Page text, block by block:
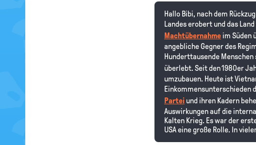
Hallo Bibi, nach dem
Landes erobert und das
Machtübernahme im Süden
angebliche Gegner des
Hunderttausende Menschen
überlebt. Seit den 1980er
umzubauen. Heute ist
Einkommensunterschieden
Partei und ihren Kadern
Auswirkungen auf die
Kalten Krieg. Es war der
USA eine große Rolle. In